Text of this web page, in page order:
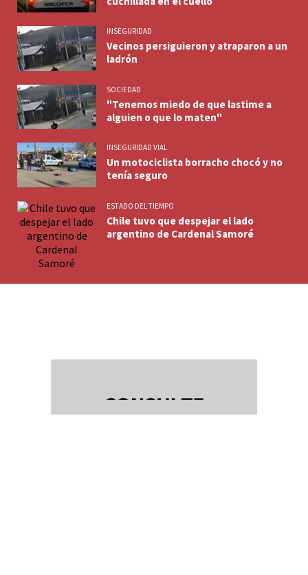
INSEGURIDAD
Vecinos persiguieron y atraparon a un
ladrón
SOCIEDAD
"Tenemos miedo de que lastime a
alguien o que lo maten"
INSEGURIDAD VIAL
Un motociclista borracho chocó y no
tenía seguro
ESTADO DEL TIEMPO
Chile tuvo que despejar el lado
argentino de Cardenal Samoré